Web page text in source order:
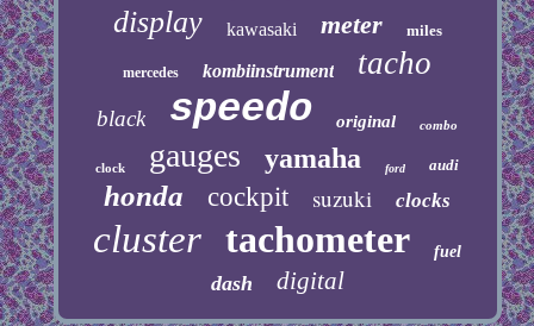
display kawasaki meter miles
mercedes kombiinstrument tacho
black speedo original combo
clock gauges yamaha ford audi
honda cockpit suzuki clocks
cluster tachometer fuel
dash digital